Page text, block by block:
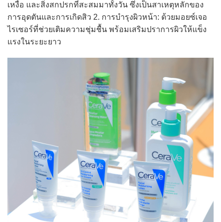
เหงื่อ และสิ่งสกปรกที่สะสมมาทั้งวัน ซึ่งเป็นสาเหตุหลักของ
การอุดตันและการเกิดสิว 2. การบำรุงผิวหน้า: ด้วยมอยซ์เจอ
ไรเซอร์ที่ช่วยเติมความชุ่มชื้น พร้อมเสริมปราการผิวให้แข็ง
แรงในระยะยาว